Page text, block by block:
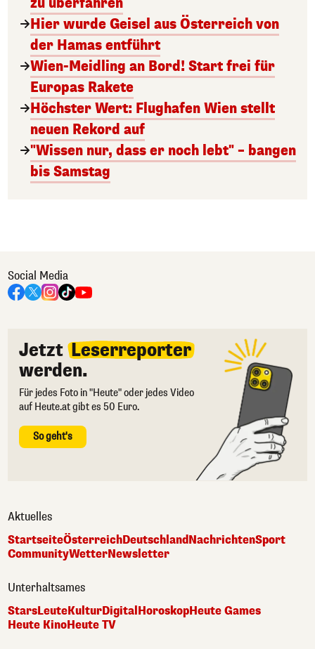
Hier wurde Geisel aus Österreich von
der Hamas entführt
Wien-Meidling an Bord! Start frei für
Europas Rakete
Höchster Wert: Flughafen Wien stellt
neuen Rekord auf
"Wissen nur, dass er noch lebt" – bangen
bis Samstag
Social Media
Jetzt Leserreporter
werden.
Für jedes Foto in "Heute" oder jedes Video
auf Heute.at gibt es 50 Euro.
So geht's
Aktuelles
StartseiteÖsterreichDeutschlandNachrichtenSport
CommunityWetterNewsletter
Unterhaltsames
StarsLeuteKulturDigital HoroskopHeute Games
Heute KinoHeute TV